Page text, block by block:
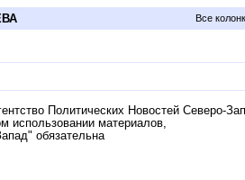
Все
Политических Новостей Северо-
использовании материалов,
обязательна